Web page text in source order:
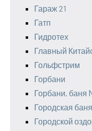
Гараж 21
Гатп
Гидротех
Главный
Гольфстрим
Горбани
Горбани, баня
Городская баня
Городской